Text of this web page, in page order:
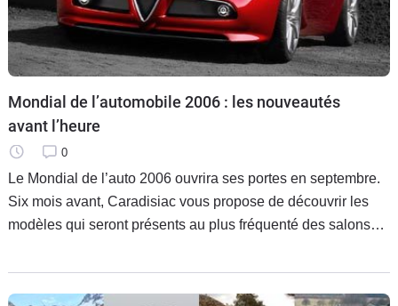
Mondial de l’automobile 2006 : les nouveautés
avant l’heure
0
Le Mondial de l’auto 2006 ouvrira ses portes en septembre.
Six mois avant, Caradisiac vous propose de découvrir les
modèles qui seront présents au plus fréquenté des salons